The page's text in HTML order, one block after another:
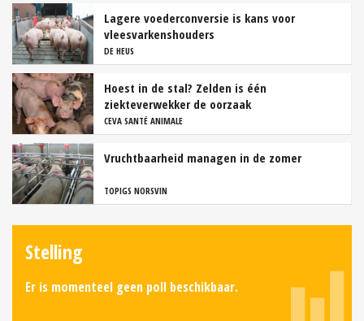
Lagere voederconversie is kans voor
vleesvarkenshouders
DE HEUS
Hoest in de stal? Zelden is één
ziekteverwekker de oorzaak
CEVA SANTÉ ANIMALE
Vruchtbaarheid managen in de zomer
TOPIGS NORSVIN
Stelling
Er is momenteel geen poll beschikbaar.